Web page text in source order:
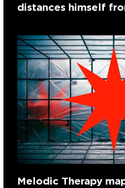
distances himself
Melodic Therapy